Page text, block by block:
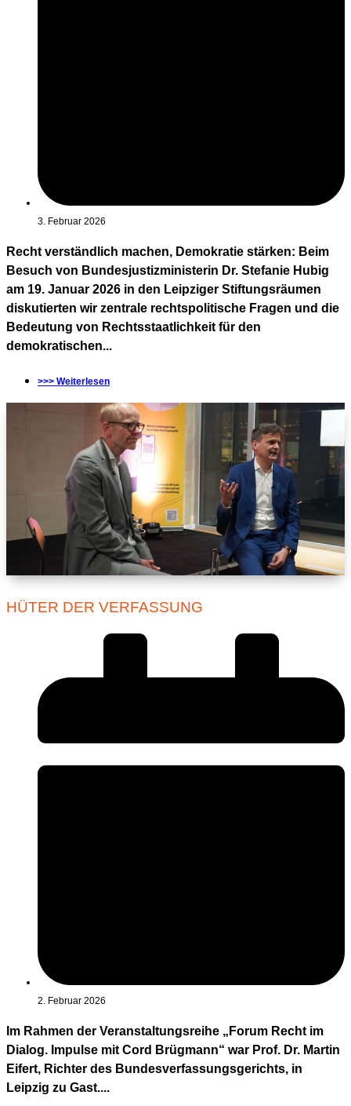
3. Februar 2026
Recht verständlich machen, Demokratie stärken: Beim
Besuch von Bundesjustizministerin Dr. Stefanie Hubig
am 19. Januar 2026 in den Leipziger Stiftungsräumen
diskutierten wir zentrale rechtspolitische Fragen und die
Bedeutung von Rechtsstaatlichkeit für den
demokratischen...
>>> Weiterlesen
HÜTER DER VERFASSUNG
2. Februar 2026
Im Rahmen der Veranstaltungsreihe „Forum Recht im
Dialog. Impulse mit Cord Brügmann“ war Prof. Dr. Martin
Eifert, Richter des Bundesverfassungsgerichts, in
Leipzig zu Gast....